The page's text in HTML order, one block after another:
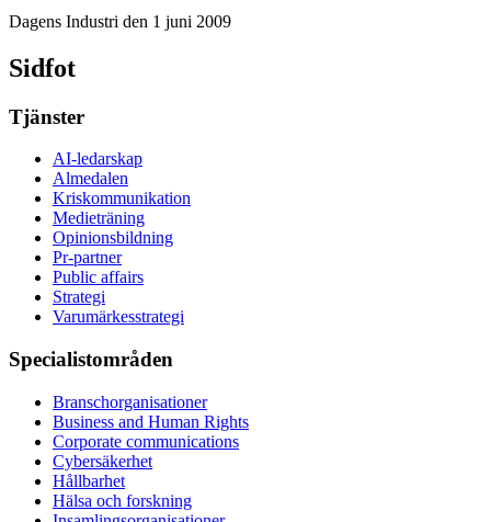
Dagens Industri den 1 juni 2009
Sidfot
Tjänster
AI-ledarskap
Almedalen
Kris­kommunikation
Medieträning
Opinionsbildning
Pr-partner
Public affairs
Strategi
Varumärkesstrategi
Specialistområden
Branschorganisationer
Business and Human Rights
Corporate communications
Cybersäkerhet
Hållbarhet
Hälsa och forskning